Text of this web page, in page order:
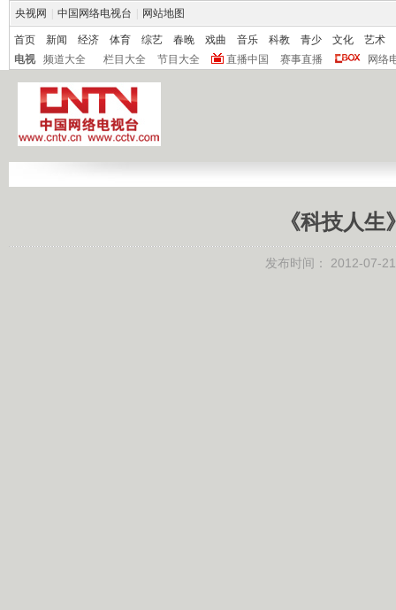
央视网 中国网络电视台 网站地图
首页 新闻 经济 体育 综艺 春晚 戏曲 音乐 科教 青少 文化
艺术
电视
频道大全 栏目大全 节目大全 直播中国 赛事直播 网络
《科技人生
发布时间： 2012-07-